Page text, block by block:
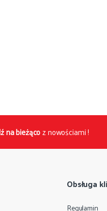
na bieżącoz nowościami !
Obsługa
Regulamin